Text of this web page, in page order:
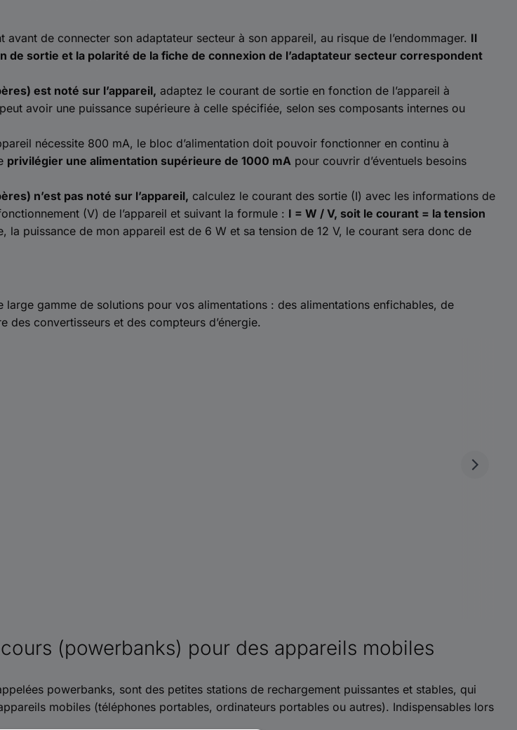
avant de connecter son adaptateur secteur à son appareil, au risque de l’endommager. Il
de sortie et la polarité de la fiche de connexion de l’adaptateur secteur correspondent
est noté sur l’appareil, adaptez le courant de sortie en fonction de l’appareil à
avoir une puissance supérieure à celle spécifiée, selon ses composants internes ou
nécessite 800 mA, le bloc d’alimentation doit pouvoir fonctionner en continu à
privilégier une alimentation supérieure de 1000 mA pour couvrir d’éventuels besoins
n’est pas noté sur l’appareil, calculez le courant des sortie (I) avec les informations de
(V) de l’appareil et suivant la formule : I = W / V, soit le courant = la tension
la puissance de mon appareil est de 6 W et sa tension de 12 V, le courant sera donc de
large gamme de solutions pour vos alimentations : des alimentations enfichables, de
des convertisseurs et des compteurs d’énergie.
(powerbanks) pour des appareils mobiles
powerbanks, sont des petites stations de rechargement puissantes et stables, qui
mobiles (téléphones portables, ordinateurs portables ou autres). Indispensables lors